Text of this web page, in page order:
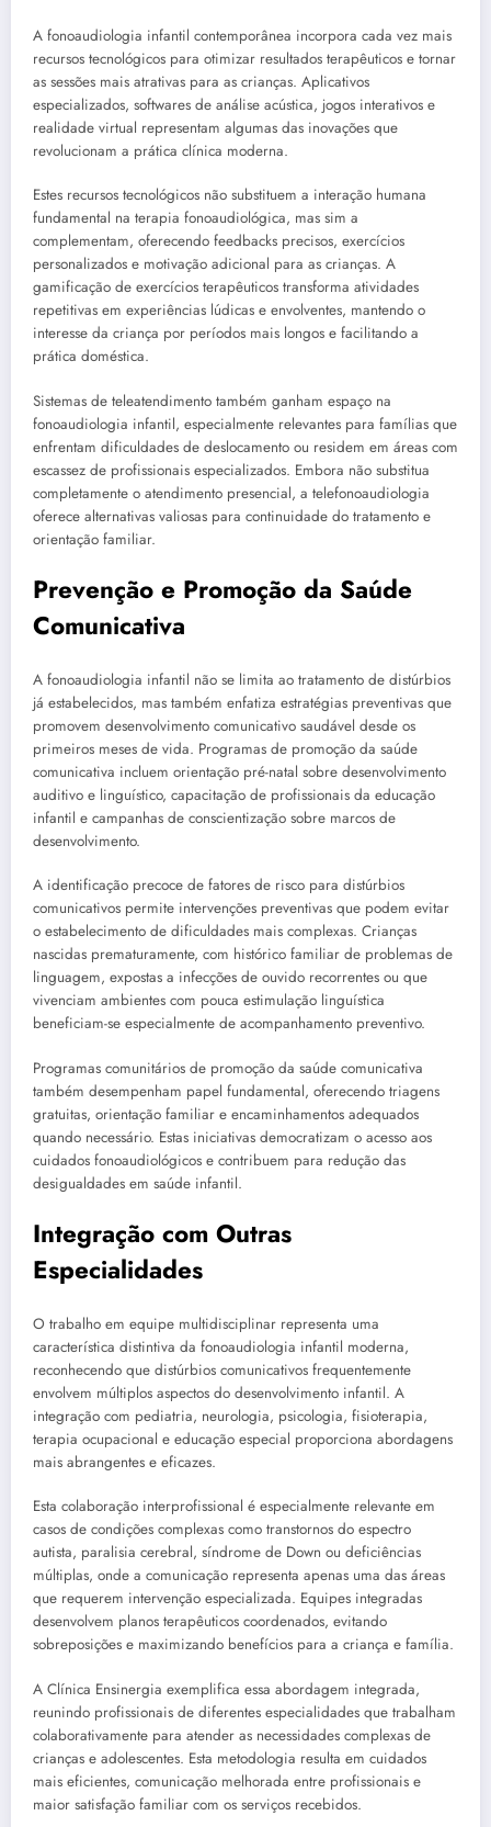
A fonoaudiologia infantil contemporânea incorpora cada vez mais
recursos tecnológicos para otimizar resultados terapêuticos e tornar
as sessões mais atrativas para as crianças. Aplicativos
especializados, softwares de análise acústica, jogos interativos e
realidade virtual representam algumas das inovações que
revolucionam a prática clínica moderna.
Estes recursos tecnológicos não substituem a interação humana
fundamental na terapia fonoaudiológica, mas sim a
complementam, oferecendo feedbacks precisos, exercícios
personalizados e motivação adicional para as crianças. A
gamificação de exercícios terapêuticos transforma atividades
repetitivas em experiências lúdicas e envolventes, mantendo o
interesse da criança por períodos mais longos e facilitando a
prática doméstica.
Sistemas de teleatendimento também ganham espaço na
fonoaudiologia infantil, especialmente relevantes para famílias que
enfrentam dificuldades de deslocamento ou residem em áreas com
escassez de profissionais especializados. Embora não substitua
completamente o atendimento presencial, a telefonoaudiologia
oferece alternativas valiosas para continuidade do tratamento e
orientação familiar.
Prevenção e Promoção da Saúde
Comunicativa
A fonoaudiologia infantil não se limita ao tratamento de distúrbios
já estabelecidos, mas também enfatiza estratégias preventivas que
promovem desenvolvimento comunicativo saudável desde os
primeiros meses de vida. Programas de promoção da saúde
comunicativa incluem orientação pré-natal sobre desenvolvimento
auditivo e linguístico, capacitação de profissionais da educação
infantil e campanhas de conscientização sobre marcos de
desenvolvimento.
A identificação precoce de fatores de risco para distúrbios
comunicativos permite intervenções preventivas que podem evitar
o estabelecimento de dificuldades mais complexas. Crianças
nascidas prematuramente, com histórico familiar de problemas de
linguagem, expostas a infecções de ouvido recorrentes ou que
vivenciam ambientes com pouca estimulação linguística
beneficiam-se especialmente de acompanhamento preventivo.
Programas comunitários de promoção da saúde comunicativa
também desempenham papel fundamental, oferecendo triagens
gratuitas, orientação familiar e encaminhamentos adequados
quando necessário. Estas iniciativas democratizam o acesso aos
cuidados fonoaudiológicos e contribuem para redução das
desigualdades em saúde infantil.
Integração com Outras
Especialidades
O trabalho em equipe multidisciplinar representa uma
característica distintiva da fonoaudiologia infantil moderna,
reconhecendo que distúrbios comunicativos frequentemente
envolvem múltiplos aspectos do desenvolvimento infantil. A
integração com pediatria, neurologia, psicologia, fisioterapia,
terapia ocupacional e educação especial proporciona abordagens
mais abrangentes e eficazes.
Esta colaboração interprofissional é especialmente relevante em
casos de condições complexas como transtornos do espectro
autista, paralisia cerebral, síndrome de Down ou deficiências
múltiplas, onde a comunicação representa apenas uma das áreas
que requerem intervenção especializada. Equipes integradas
desenvolvem planos terapêuticos coordenados, evitando
sobreposições e maximizando benefícios para a criança e família.
A Clínica Ensinergia exemplifica essa abordagem integrada,
reunindo profissionais de diferentes especialidades que trabalham
colaborativamente para atender as necessidades complexas de
crianças e adolescentes. Esta metodologia resulta em cuidados
mais eficientes, comunicação melhorada entre profissionais e
maior satisfação familiar com os serviços recebidos.